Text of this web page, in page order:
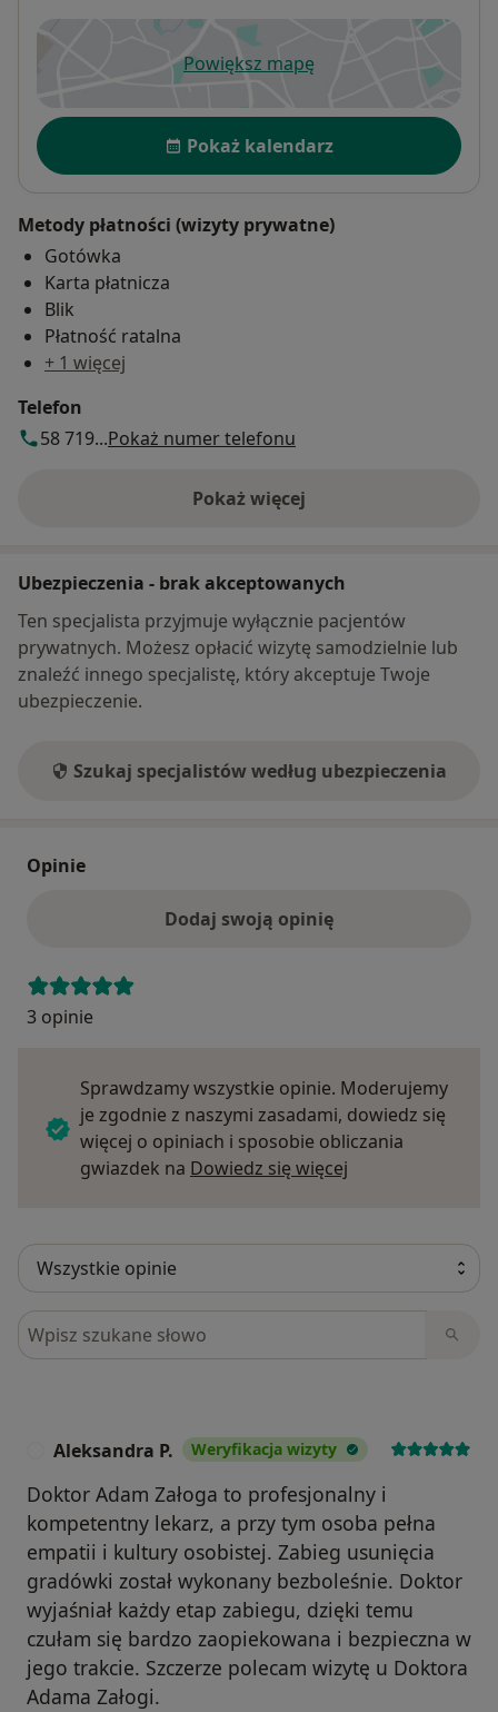
Powiększ mapęotwiera się w nowej karcie
Dostępność
Pokaż kalendarz
Metody płatności (wizyty prywatne)
Gotówka
Karta płatnicza
Blik
Płatność ratalna
+ 1 więcej
Telefon
58 719...Pokaż numer telefonu
Pokaż więcej
o adresie
Ubezpieczenia - brak akceptowanych
Ten specjalista przyjmuje wyłącznie pacjentów
prywatnych. Możesz opłacić wizytę samodzielnie lub
znaleźć innego specjalistę, który akceptuje Twoje
ubezpieczenie.
Szukaj specjalistów według ubezpieczenia
Opinie
Dodaj swoją opinię
3 opinie
Sprawdzamy wszystkie opinie. Moderujemy
je zgodnie z naszymi zasadami, dowiedz się
więcej o opiniach i sposobie obliczania
gwiazdek na Dowiedz się więcej
Szukaj w opiniach
Aleksandra P. Weryfikacja wizyty
Doktor Adam Załoga to profesjonalny i
kompetentny lekarz, a przy tym osoba pełna
empatii i kultury osobistej. Zabieg usunięcia
gradówki został wykonany bezboleśnie. Doktor
wyjaśniał każdy etap zabiegu, dzięki temu
czułam się bardzo zaopiekowana i bezpieczna w
jego trakcie. Szczerze polecam wizytę u Doktora
Adama Załogi.